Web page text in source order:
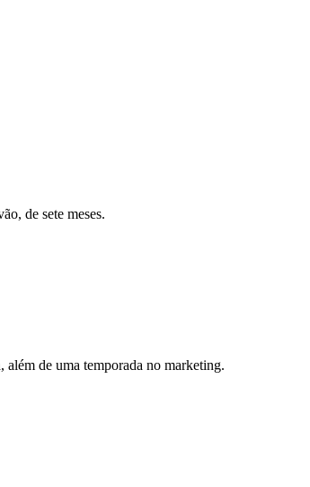
de sete meses.
de uma temporada no marketing.